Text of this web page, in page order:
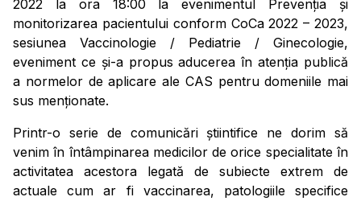
2022 la ora 18:00 la evenimentul Prevenția și
monitorizarea pacientului conform CoCa 2022 – 2023,
sesiunea Vaccinologie / Pediatrie / Ginecologie,
eveniment ce și-a propus aducerea în atenția publică
a normelor de aplicare ale CAS pentru domeniile mai
sus menționate.
Printr-o serie de comunicări știintifice ne dorim să
venim în întâmpinarea medicilor de orice specialitate în
activitatea acestora legată de subiecte extrem de
actuale cum ar fi vaccinarea, patologiile specifice